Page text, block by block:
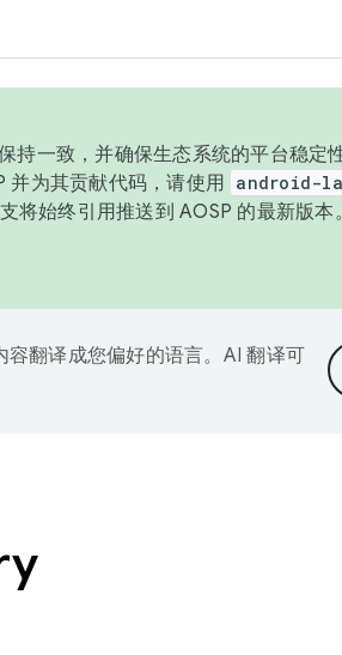
持一致，并确保生态系统的平台稳定
并为其贡献代码，请使用 android-
将始终引用推送到 AOSP 的最新版
翻译成您偏好的语言。AI 翻译可